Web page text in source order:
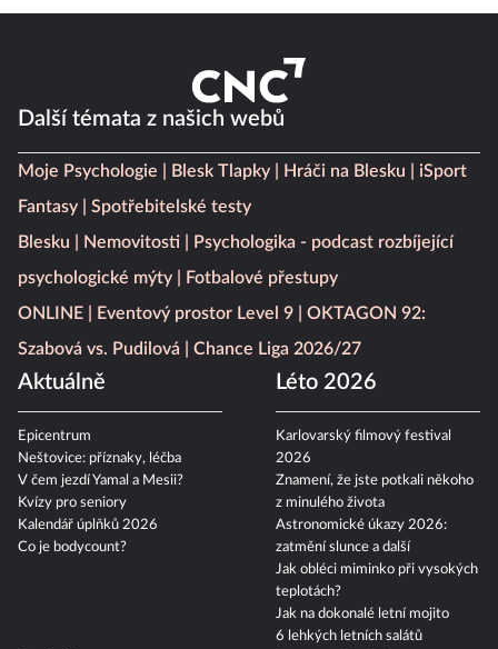
Další témata z našich webů
Moje Psychologie Blesk Tlapky Hráči na Blesku
iSport
Fantasy
Spotřebitelské testy
Blesku
Nemovitosti
Psychologika - podcast rozbíjející
psychologické mýty
Fotbalové přestupy
ONLINE
Eventový prostor Level 9
OKTAGON 92:
Szabová vs. Pudilová
Chance Liga 2026/27
Aktuálně
Epicentrum
Neštovice: příznaky, léčba
V čem jezdí Yamal a Mesii?
Kvízy pro seniory
Kalendář úplňků 2026
Co je bodycount?
Léto 2026
Karlovarský filmový festival
2026
Znamení, že jste potkali někoho
z minulého života
Astronomické úkazy 2026:
zatmění slunce a další
Jak obléci miminko při vysokých
teplotách?
Jak na dokonalé letní mojito
6 lehkých letních salátů